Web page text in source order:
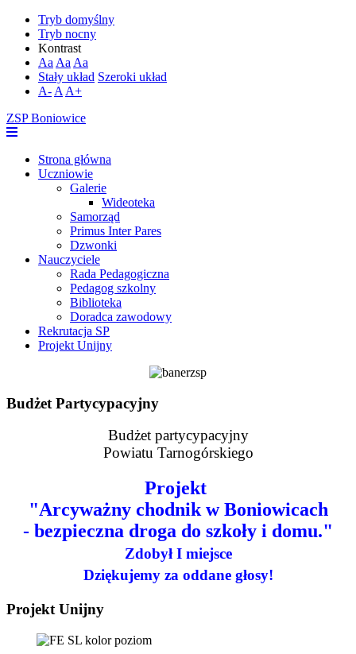
Tryb domyślny
Tryb nocny
Kontrast
Aa Aa Aa
Stały układ Szeroki układ
A- A A+
ZSP Boniowice
Strona główna
Uczniowie
Galerie
Wideoteka
Samorząd
Primus Inter Pares
Dzwonki
Nauczyciele
Rada Pedagogiczna
Pedagog szkolny
Biblioteka
Doradca zawodowy
Rekrutacja SP
Projekt Unijny
Budżet Partycypacyjny
Budżet partycypacyjny
Powiatu Tarnogórskiego
Projekt
"Arcyważny chodnik w Boniowicach
- bezpieczna droga do szkoły i domu."
Zdobył I miejsce
Dziękujemy za oddane głosy!
Projekt Unijny